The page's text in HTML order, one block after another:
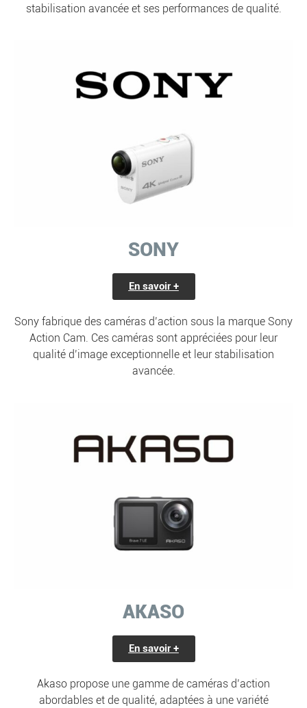
stabilisation avancée et ses performances de qualité.
SONY
En savoir +
Sony fabrique des caméras d’action sous la marque Sony
Action Cam. Ces caméras sont appréciées pour leur
qualité d’image exceptionnelle et leur stabilisation
avancée.
AKASO
En savoir +
Akaso propose une gamme de caméras d’action
abordables et de qualité, adaptées à une variété